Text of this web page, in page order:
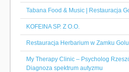
Tabana Food & Music | Restauracja
KOFEINA SP. Z O.O.
Restauracja Herbarium w Zamku
My Therapy Clinic – Psycholog
Diagnoza spektrum autyzmu